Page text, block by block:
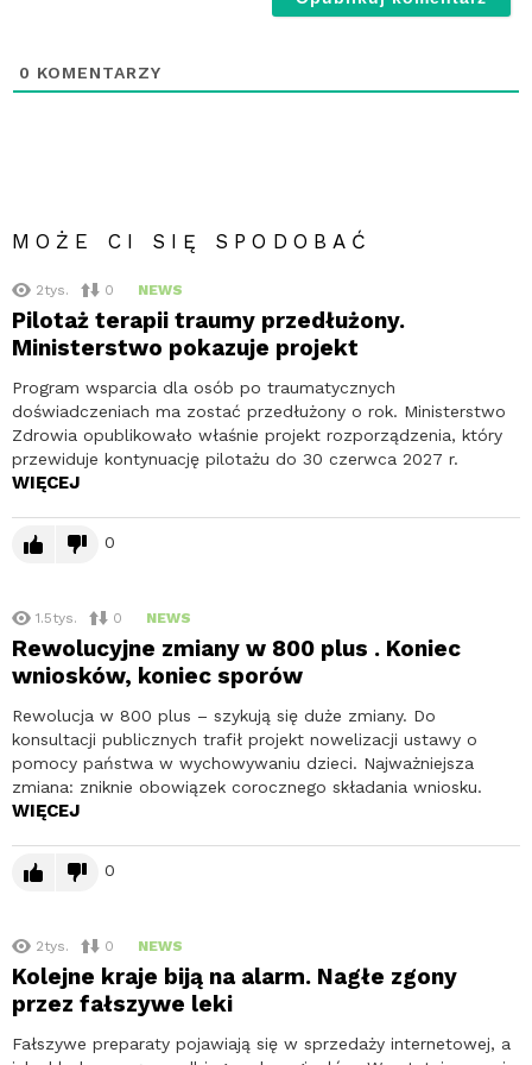
0 KOMENTARZY
MOŻE CI SIĘ SPODOBAĆ
2tys. 0 NEWS
Pilotaż terapii traumy przedłużony.
Ministerstwo pokazuje projekt
Program wsparcia dla osób po traumatycznych
doświadczeniach ma zostać przedłużony o rok. Ministerstwo
Zdrowia opublikowało właśnie projekt rozporządzenia, który
przewiduje kontynuację pilotażu do 30 czerwca 2027 r.
WIĘCEJ
0
1.5tys. 0 NEWS
Rewolucyjne zmiany w 800 plus . Koniec
wniosków, koniec sporów
Rewolucja w 800 plus – szykują się duże zmiany. Do
konsultacji publicznych trafił projekt nowelizacji ustawy o
pomocy państwa w wychowywaniu dzieci. Najważniejsza
zmiana: zniknie obowiązek corocznego składania wniosku.
WIĘCEJ
0
2tys. 0 NEWS
Kolejne kraje biją na alarm. Nagłe zgony
przez fałszywe leki
Fałszywe preparaty pojawiają się w sprzedaży internetowej, a